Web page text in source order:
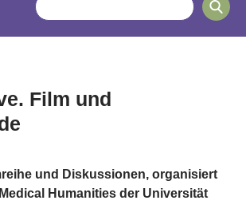
Film und
und Diskussionen, organisiert
Humanities der Universität